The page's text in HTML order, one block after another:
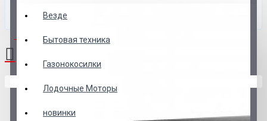
Везде
Бытовая техника
Газонокосилки
Лодочные Моторы
новинки
0 товар(ов) - 0 р.